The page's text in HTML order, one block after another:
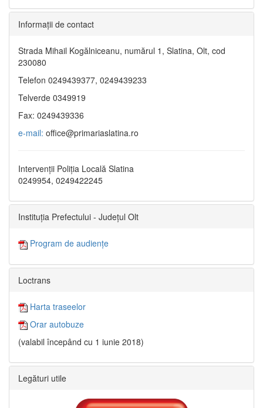
Informaţii de contact
Strada Mihail Kogălniceanu, numărul 1, Slatina, Olt, cod
230080
Telefon 0249439377, 0249439233
Telverde 0349919
Fax: 0249439336
e-mail: office@primariaslatina.ro
Intervenții Poliția Locală Slatina
0249954, 0249422245
Instituția Prefectului - Județul Olt
Program de audiențe
Loctrans
Harta traseelor
Orar autobuze
(valabil începând cu 1 iunie 2018)
Legături utile